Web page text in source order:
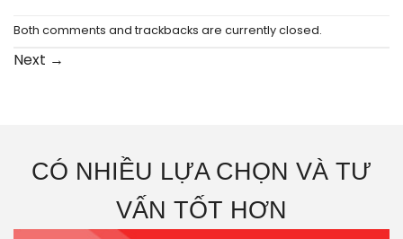
Both comments and trackbacks are currently closed.
Next →
CÓ NHIỀU LỰA CHỌN VÀ TƯ
VẤN TỐT HƠN